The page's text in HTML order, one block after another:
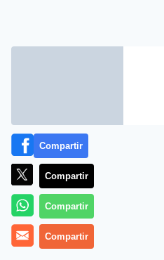
Compartir
Compartir
Compartir
Compartir